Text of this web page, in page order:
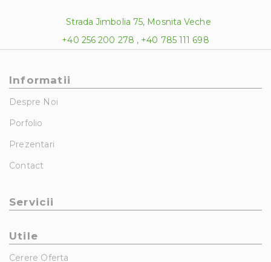
Strada Jimbolia 75, Mosnita Veche
+40 256 200 278 , +40 785 111 698
Informatii
Despre Noi
Porfolio
Prezentari
Contact
Servicii
Utile
Cerere Oferta